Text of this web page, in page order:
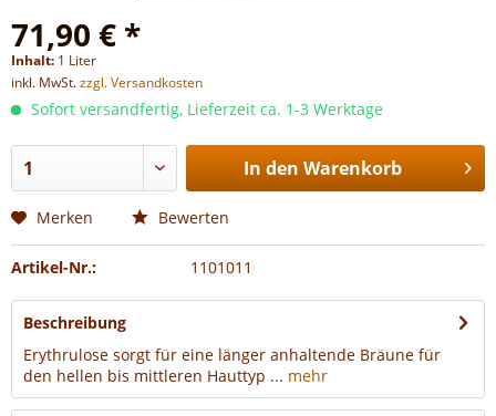
71,90 € *
Inhalt: 1 Liter
inkl. MwSt.zzgl. Versandkosten
Sofort versandfertig, Lieferzeit ca. 1-3 Werktage
In den Warenkorb
Merken Bewerten
Artikel-Nr.: 1101011
Beschreibung
Erythrulose sorgt für eine länger anhaltende Bräune für
den hellen bis mittleren Hauttyp ... mehr